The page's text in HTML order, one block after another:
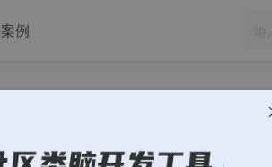
例
究（Matlab代码实现）